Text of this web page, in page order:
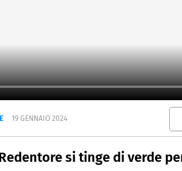
19 GENNAIO 2024
si tinge di verde